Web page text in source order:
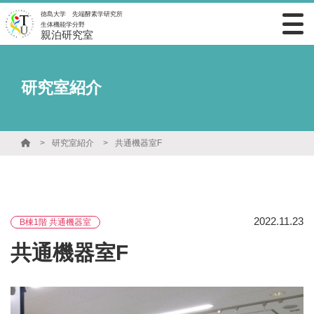
徳島大学 先端酵素学研究所
生体機能学分野
親泊研究室
研究室紹介
研究室紹介 共通機器室F
B棟1階 共通機器室 2022.11.23
共通機器室F